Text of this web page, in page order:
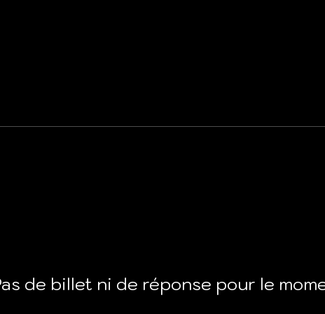
de billet ni de réponse pour le